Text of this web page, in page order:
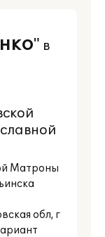
НКО" в
Матроны
обл, г